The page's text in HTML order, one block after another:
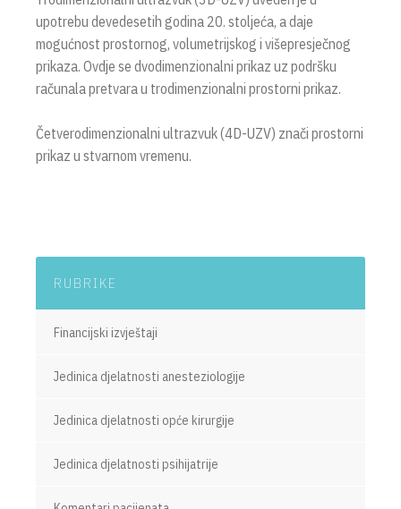
upotrebu devedesetih godina 20. stoljeća, a daje
mogućnost prostornog, volumetrijskog i višepresječnog
prikaza. Ovdje se dvodimenzionalni prikaz uz podršku
računala pretvara u trodimenzionalni prostorni prikaz.
Četverodimenzionalni ultrazvuk (4D-UZV) znači prostorni
prikaz u stvarnom vremenu.
RUBRIKE
Financijski izvještaji
Jedinica djelatnosti anesteziologije
Jedinica djelatnosti opće kirurgije
Jedinica djelatnosti psihijatrije